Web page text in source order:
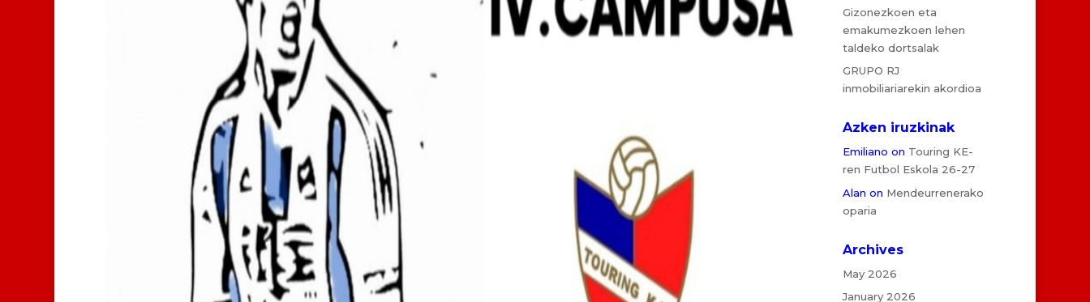
Gizonezkoen eta
emakumezkoen lehen
taldeko dortsalak
GRUPO RJ
inmobiliariarekin akordioa
Azken iruzkinak
Emiliano on Touring KE-
ren Futbol Eskola 26-27
Alan on Mendeurrenerako
oparia
Archives
May 2026
January 2026